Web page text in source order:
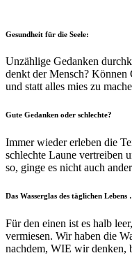
Gesundheit für die Seele:
Unzählige Gedanken
denkt der Mensch? Können
und statt alles mies zu
Gute Gedanken oder schlechte?
Immer wieder erleben die
schlechte Laune vertreiben
so, ginge es nicht auch
Das Wasserglas des täglichen Lebens
Für den einen ist es halb
vermiesen. Wir haben die
nachdem, WIE wir denken,